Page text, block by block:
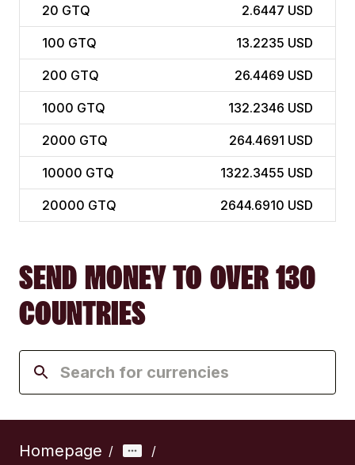
20 GTQ 2.6447 USD
100 GTQ 13.2235 USD
200 GTQ 26.4469 USD
1000 GTQ 132.2346 USD
2000 GTQ 264.4691 USD
10000 GTQ 1322.3455 USD
20000 GTQ 2644.6910 USD
SEND MONEY TO OVER 130
COUNTRIES
Homepage / /